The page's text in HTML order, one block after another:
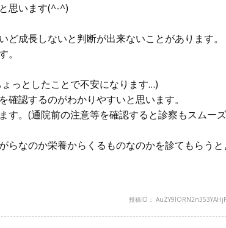
思います(^-^)
成長しないと判断が出来ないことがあります。
っとしたことで不安になります…)
認するのがわかりやすいと思います。
す。(通院前の注意等を確認すると診察もスムーズ
らなのか栄養からくるものなのかを診てもらうと
投稿ID：